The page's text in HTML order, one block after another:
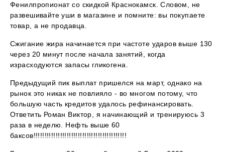
Фенилпропионат со скидкой Краснокамск. Словом, не
развешивайте уши в магазине и помните: вы покупаете
товар, а не продавца.
Сжигание жира начинается при частоте ударов выше 130
через 20 минут после начала занятий, когда
израсходуются запасы гликогена.
Предыдущий пик выплат пришелся на март, однако на
рынок это никак не повлияло - во многом потому, что
большую часть кредитов удалось рефинансировать.
Ответить Роман Виктор, я начинающий и тренируюсь 3
раза в неделю. Нефть выше 60
баксов!!!!!!!!!!!!!!!!!!!!!!!!!!!!!!!!!!!!!!!!!!